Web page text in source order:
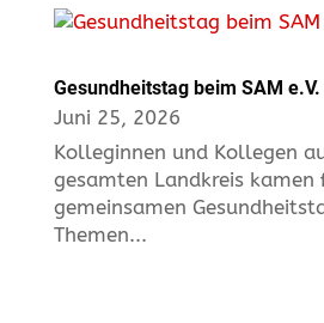
Gesundheitstag beim SAM e.V.
Juni 25, 2026
Kolleginnen und Kollegen
gesamten Landkreis kamen
gemeinsamen
Themen...